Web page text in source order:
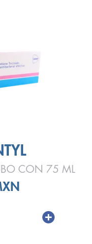
CON 75 ML